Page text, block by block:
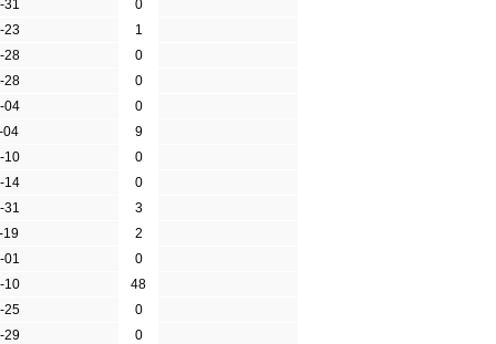
0
23
1
28
0
28
0
04
0
04
9
10
0
14
0
3
19
2
0
10
48
25
0
29
0